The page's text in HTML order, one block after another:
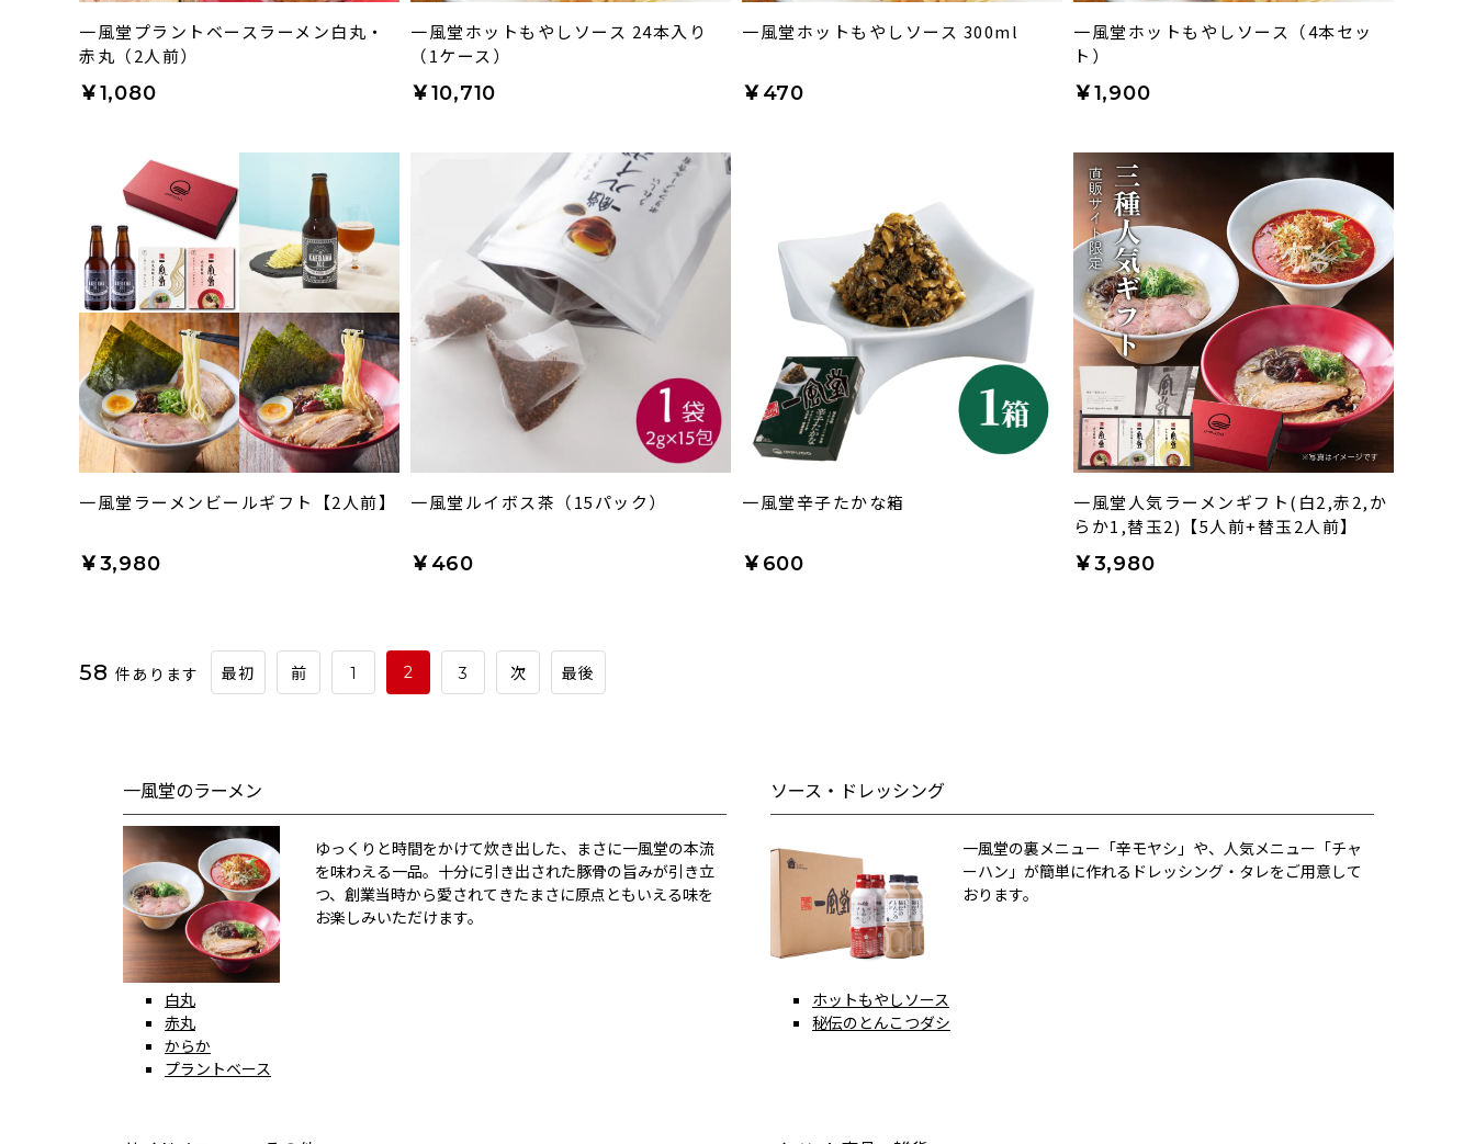
一風堂プラントベースラーメン白丸・
赤丸（2人前）
￥1,080
一風堂ホットもやしソース 24本入り
（1ケース）
￥10,710
一風堂ホットもやしソース 300ml
￥470
一風堂ホットもやしソース（4本セッ
ト）
￥1,900
一風堂ラーメンビールギフト【2人前】
￥3,980
一風堂ルイボス茶（15パック）
￥460
一風堂辛子たかな箱
￥600
一風堂人気ラーメンギフト(白2,赤2,か
らか1,替玉2)【5人前+替玉2人前】
￥3,980
58 件あります 最初 前 1 2 3 次 最後
一風堂のラーメン
ゆっくりと時間をかけて炊き出した、まさに一風堂の本流
を味わえる一品。十分に引き出された豚骨の旨みが引き立
つ、創業当時から愛されてきたまさに原点ともいえる味を
お楽しみいただけます。
白丸
赤丸
からか
プラントベース
ソース・ドレッシング
一風堂の裏メニュー「辛モヤシ」や、人気メニュー「チャ
ーハン」が簡単に作れるドレッシング・タレをご用意して
おります。
ホットもやしソース
秘伝のとんこつダシ